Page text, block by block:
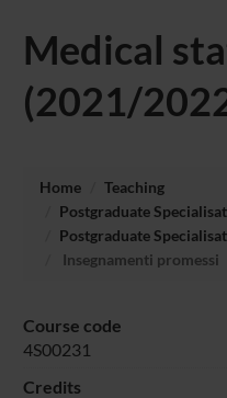
Medical
(2021/
Home
Teaching
Postgraduate
Postgraduate
Insegnamenti promessi
Course code
4S00231
Credits